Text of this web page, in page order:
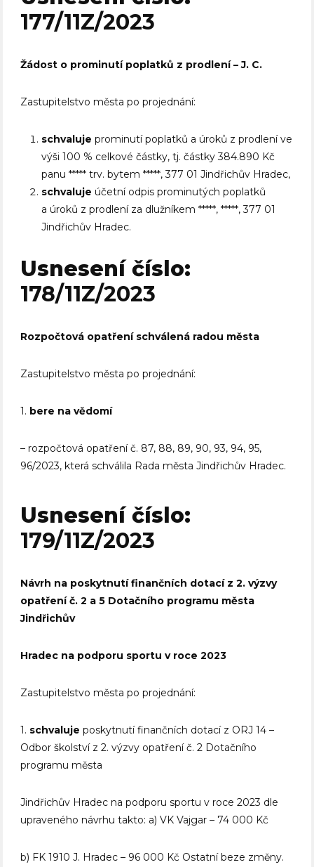
177/11Z/2023
Žádost o prominutí poplatků z prodlení – J. C.
Zastupitelstvo města po projednání:
schvalujeprominutí poplatků a úroků z prodlení ve
výši 100 % celkové částky, tj. částky 384.890 Kč
panu ***** trv. bytem *****, 377 01 Jindřichův Hradec,
schvaluje účetní odpis prominutých poplatků
a úroků z prodlení za dlužníkem *****, *****, 377 01
Jindřichův Hradec.
Usnesení číslo:
178/11Z/2023
Rozpočtová opatření schválená radou města
Zastupitelstvo města po projednání:
1. bere na vědomí
– rozpočtová opatření č. 87, 88, 89, 90, 93, 94, 95,
96/2023, která schválila Rada města Jindřichův Hradec.
Usnesení číslo:
179/11Z/2023
Návrh na poskytnutí finančních dotací z 2. výzvy
opatření č. 2 a 5 Dotačního programu města
Jindřichův
Hradec na podporu sportu v roce 2023
Zastupitelstvo města po projednání:
1. schvalujeposkytnutí finančních dotací z ORJ 14 –
Odbor školství z 2. výzvy opatření č. 2 Dotačního
programu města
Jindřichův Hradec na podporu sportu v roce 2023 dle
upraveného návrhu takto: a) VK Vajgar – 74 000 Kč
b) FK 1910 J. Hradec – 96 000 Kč Ostatní beze změny.